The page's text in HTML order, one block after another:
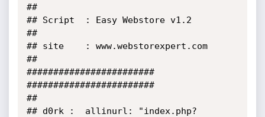
##
## Script  : Easy Webstore v1.2
##
## site    : www.webstorexpert.com
##
########################
########################
##
## d0rk :  allinurl: "index.php?